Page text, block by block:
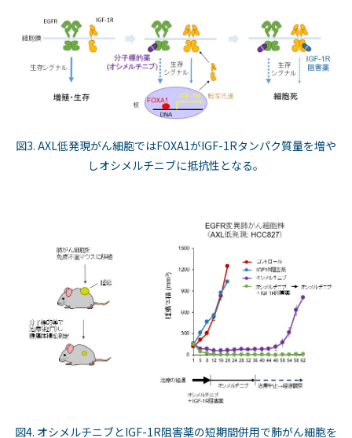
図3. AXL低発現がん細胞ではFOXA1がIGF-1Rタンパク質量を増や
しオシメルチニブに抵抗性となる。
図4. オシメルチニブとIGF-1R阻害薬の短期間併用で肺がん細胞を